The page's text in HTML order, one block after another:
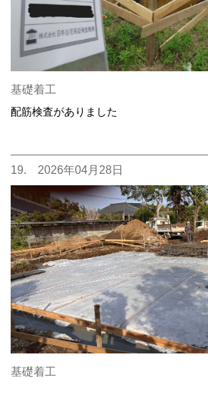
基礎着工
配筋検査がありました
19. 2026年04月28日
基礎着工